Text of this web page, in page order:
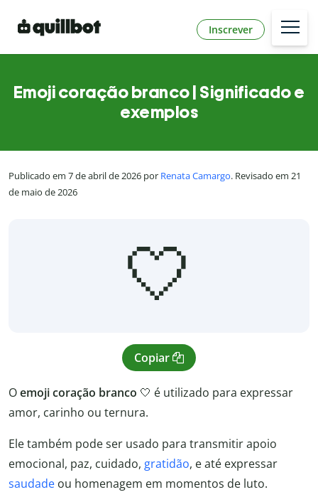
Inscrever
Emoji coração branco | Significado e
exemplos
Publicado em 7 de abril de 2026 por Renata Camargo. Revisado em 21
de maio de 2026
🤍
Copiar
Oemoji coração branco 🤍 é utilizado para expressar
amor, carinho ou ternura.
Ele também pode ser usado para transmitir apoio
emocional, paz, cuidado, gratidão, e até expressar
saudade ou homenagem em momentos de luto.